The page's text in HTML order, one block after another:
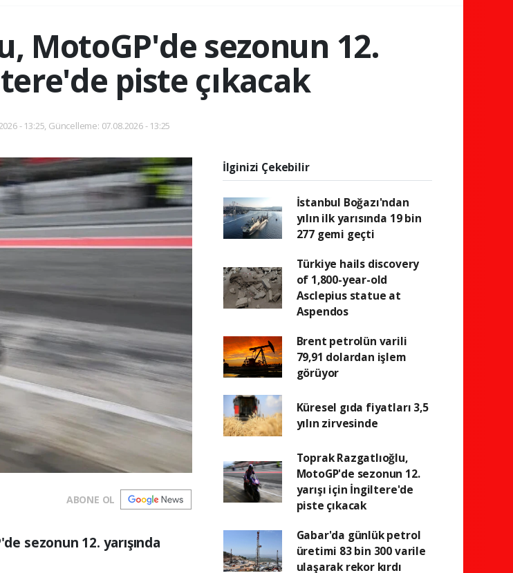
MotoGP'de sezonun 12.
piste çıkacak
- 13:25, Güncelleme: 07.08.2026 - 13:25
ABONE OL
sezonun 12. yarışında
İlginizi Çekebilir
İstanbul Boğazı'ndan
yılın ilk yarısında 19 bin
277 gemi geçti
Türkiye hails discovery
of 1,800-year-old
Asclepius statue at
Aspendos
Brent petrolün varili
79,91 dolardan işlem
görüyor
Küresel gıda fiyatları 3,5
yılın zirvesinde
Toprak Razgatlıoğlu,
MotoGP'de sezonun 12.
yarışı için İngiltere'de
piste çıkacak
Gabar'da günlük petrol
üretimi 83 bin 300 varile
ulaşarak rekor kırdı